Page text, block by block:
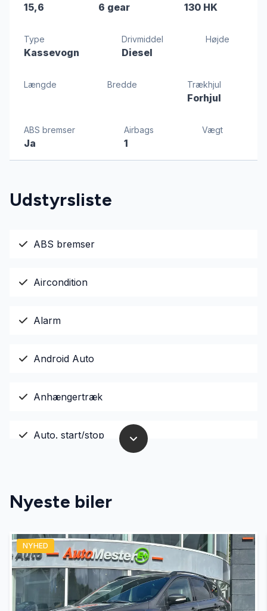
15,6 6 gear 130 HK
Type
Kassevogn
Drivmiddel
Diesel
Højde
Længde Bredde Trækhjul
Forhjul
ABS bremser
Ja
Airbags
1
Vægt
Udstyrsliste
ABS bremser
Aircondition
Alarm
Android Auto
Anhængertræk
Auto. start/stop
Bakkamera
Centrallås
El-ruder
Nyeste biler
NYHED